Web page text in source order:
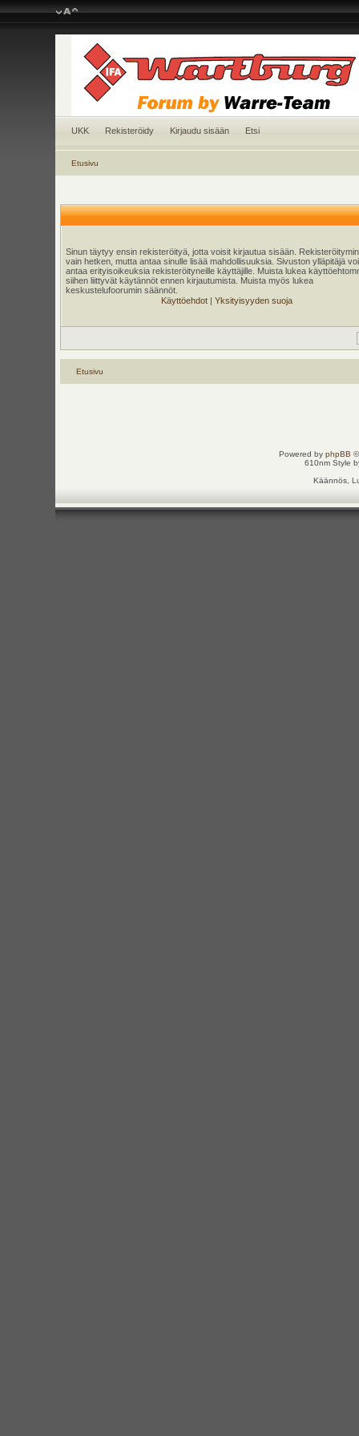
UKK Rekisteröidy Kirjaudu sisään Etsi
Etusivu
Sinun täytyy ensin rekisteröityä, jotta voisit kirjautua sisään.
vain hetken, mutta antaa sinulle lisää mahdollisuuksia. Sivuston ylläpitäjä
antaa erityisoikeuksia rekisteröityneille käyttäjille. Muista lukea
siihen liittyvät käytännöt ennen kirjautumista. Muista myös lukea
keskustelufoorumin säännöt.
Käyttöehdot| Yksityisyyden suoja
Etusivu
Powered by phpBB
610nm Style
Käännös,